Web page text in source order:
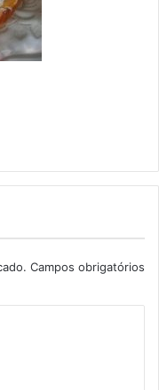
Campos obrigatórios